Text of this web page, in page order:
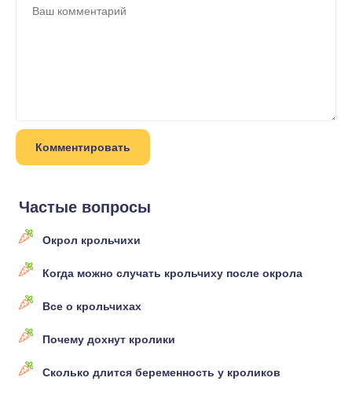
Частые вопросы
Окрол крольчихи
Когда можно случать крольчиху после окрола
Все о крольчихах
Почему дохнут кролики
Сколько длится беременность у кроликов